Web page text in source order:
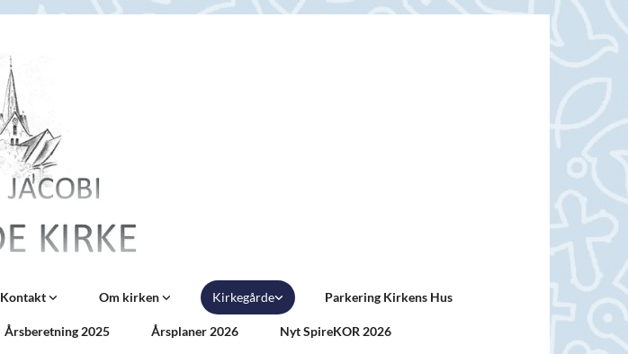
Kontakt Om kirken Kirkegårde Parkering Kirkens Hus
Årsberetning 2025 Årsplaner 2026 Nyt SpireKOR 2026